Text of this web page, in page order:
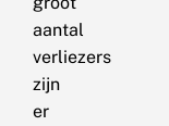
aantal
verliezers
zijn
er